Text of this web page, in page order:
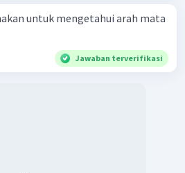
untuk mengetahui arah mata
Jawaban terverifikasi